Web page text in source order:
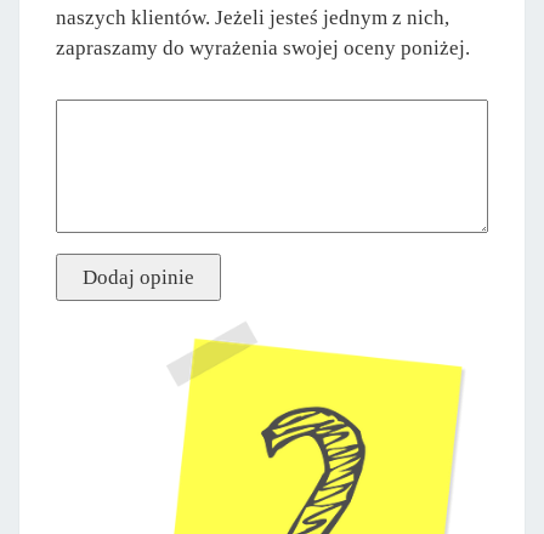
naszych klientów. Jeżeli jesteś jednym z nich,
zapraszamy do wyrażenia swojej oceny poniżej.